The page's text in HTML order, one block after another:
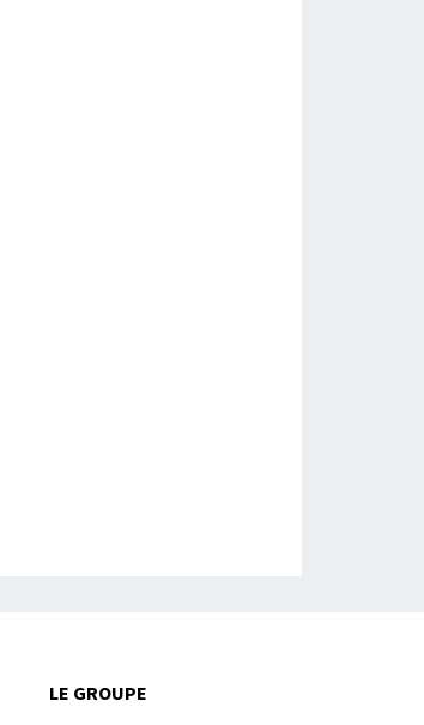
LE GROUPE